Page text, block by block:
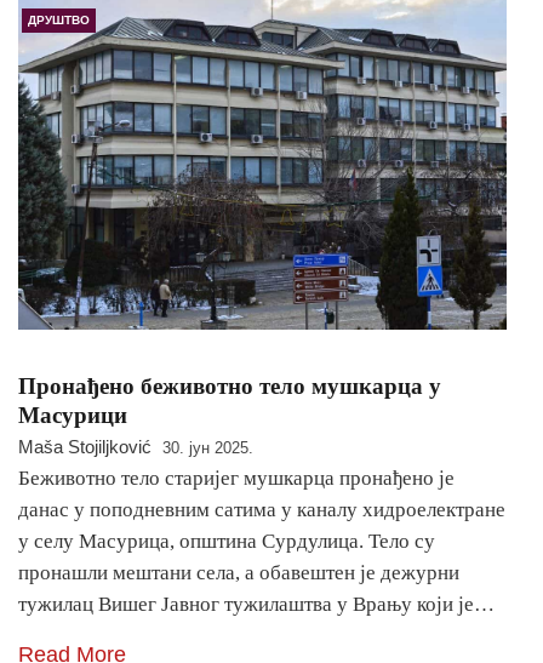
ДРУШТВО
Пронађено беживотно тело мушкарца у
Масурици
Maša Stojiljković 30. јун 2025.
Беживотно тело старијег мушкарца пронађено је
данас у поподневним сатима у каналу хидроелектране
у селу Масурица, општина Сурдулица. Тело су
пронашли мештани села, а обавештен је дежурни
тужилац Вишег Јавног тужилаштва у Врању који је…
Read More